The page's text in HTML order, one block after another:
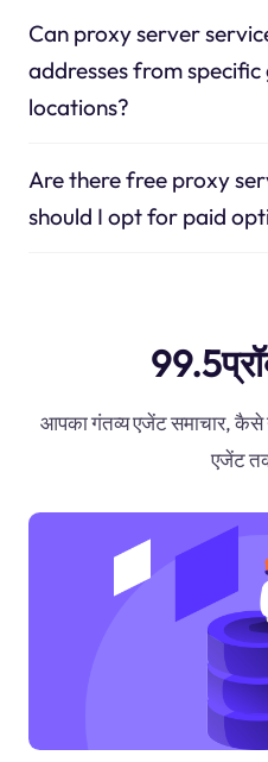
Can proxy server
addresses from
locations?
Are there free proxy
should I opt for paid
आपका गंतव्य एजेंट समाचार,
एजेंट